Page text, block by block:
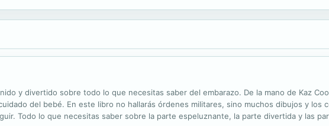
y divertido sobre todo lo que necesitas saber del embarazo. De la mano de Kaz
del bebé. En este libro no hallarás órdenes militares, sino muchos dibujos y los
Todo lo que necesitas saber sobre la parte espeluznante, la parte divertida y las